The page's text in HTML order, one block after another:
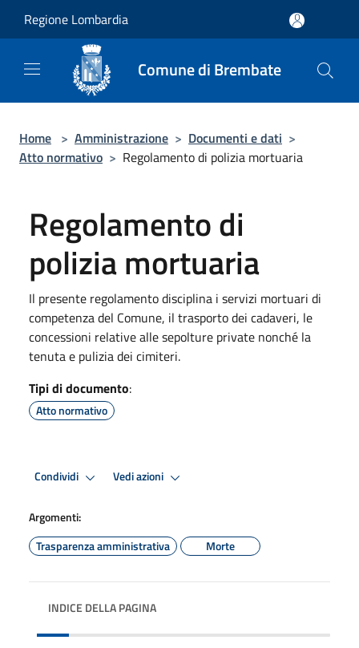
Regione Lombardia
Comune di Brembate
Home > Amministrazione > Documenti e dati >
Atto normativo > Regolamento di polizia mortuaria
Regolamento di
polizia mortuaria
Il presente regolamento disciplina i servizi mortuari di
competenza del Comune, il trasporto dei cadaveri, le
concessioni relative alle sepolture private nonché la
tenuta e pulizia dei cimiteri.
Tipi di documento:
Atto normativo
Condividi Vedi azioni
Argomenti:
Trasparenza amministrativa
Morte
INDICE DELLA PAGINA